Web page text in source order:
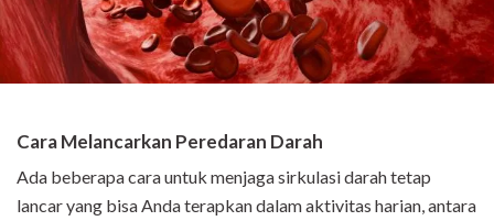
Cara Melancarkan Peredaran Darah
Ada beberapa cara untuk menjaga sirkulasi darah tetap
lancar yang bisa Anda terapkan dalam aktivitas harian, antara